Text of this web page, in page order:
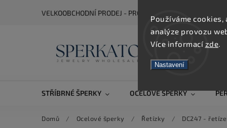
Používáme
analýze provozu
Více informací zde.
Nastavení
VELKOOBCHODNÍ PRODEJ - PRO ZOBRAZENÍ CEN SE
STŘÍBRNÉ ŠPERKY OCELOVÉ ŠPERKY
Domů / Ocelové šperky / Řetízky / DC247 -